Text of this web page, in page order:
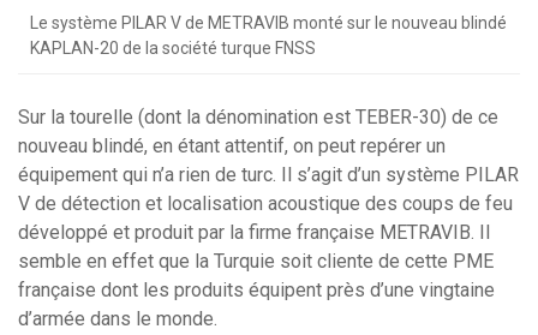
Le système PILAR V de METRAVIB monté sur le nouveau blindé
KAPLAN-20 de la société turque FNSS
Sur la tourelle (dont la dénomination est TEBER-30) de ce
nouveau blindé, en étant attentif, on peut repérer un
équipement qui n’a rien de turc. Il s’agit d’un système PILAR
V de détection et localisation acoustique des coups de feu
développé et produit par la firme française METRAVIB. Il
semble en effet que la Turquie soit cliente de cette PME
française dont les produits équipent près d’une vingtaine
d’armée dans le monde.